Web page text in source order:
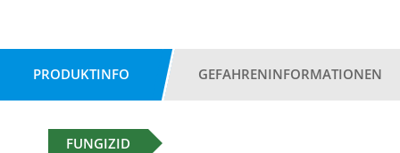
PRODUKTINFO GEFAHRENINFORMATIONEN
FUNGIZID